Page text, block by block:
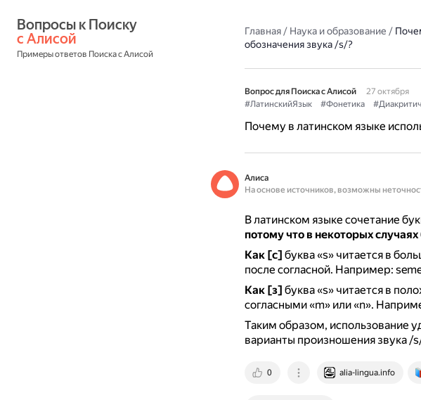
с Алисой
Примеры ответов Поиска с Алисой
Главная/ Наука и образование /
обозначения звука /s/?
Вопрос для Поиска с Алисой
27 октября
#ЛатинскийЯзык
#Фонетика
Почему в латинском языке
Алиса
На основе источников, возможны
В латинском языке сочетание
потому что в некоторых
Как [с] буква «s» читается в
после согласной. Например:
Как [з] буква «s» читается в
согласными «m» или «n».
Таким образом, использование
варианты произношения звука /
0 alia-lingua.info